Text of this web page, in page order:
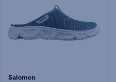
Salomon